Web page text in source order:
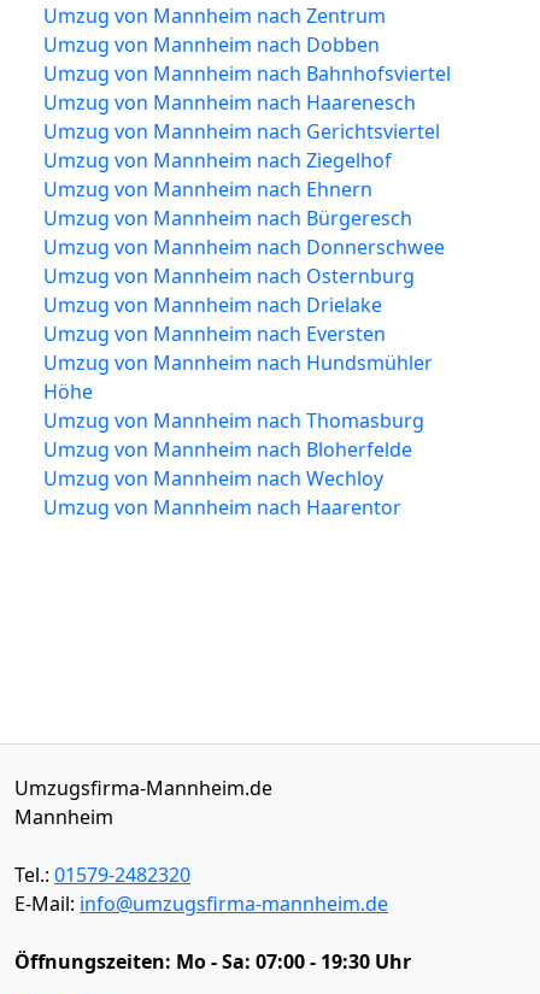
Umzug von Mannheim nach Zentrum
Umzug von Mannheim nach Dobben
Umzug von Mannheim nach Bahnhofsviertel
Umzug von Mannheim nach Haarenesch
Umzug von Mannheim nach Gerichtsviertel
Umzug von Mannheim nach Ziegelhof
Umzug von Mannheim nach Ehnern
Umzug von Mannheim nach Bürgeresch
Umzug von Mannheim nach Donnerschwee
Umzug von Mannheim nach Osternburg
Umzug von Mannheim nach Drielake
Umzug von Mannheim nach Eversten
Umzug von Mannheim nach Hundsmühler
Höhe
Umzug von Mannheim nach Thomasburg
Umzug von Mannheim nach Bloherfelde
Umzug von Mannheim nach Wechloy
Umzug von Mannheim nach Haarentor
Umzugsfirma-Mannheim.de
Mannheim
Tel.: 01579-2482320
E-Mail: info@umzugsfirma-mannheim.de
Öffnungszeiten: Mo - Sa: 07:00 - 19:30 Uhr